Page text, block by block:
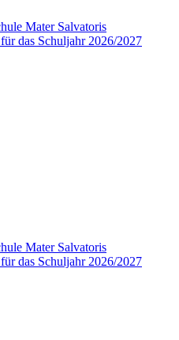
Mater Salvatoris
das Schuljahr 2026/2027
Mater Salvatoris
das Schuljahr 2026/2027